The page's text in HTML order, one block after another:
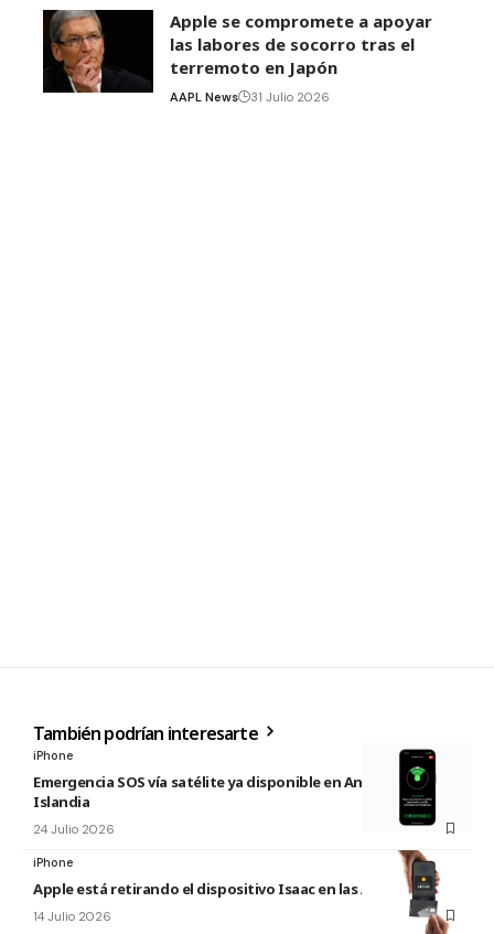
Apple se compromete a apoyar
las labores de socorro tras el
terremoto en Japón
AAPL News 31 Julio 2026
También podrían interesarte
iPhone
Emergencia SOS vía satélite ya disponible en Andorra e
Islandia
24 Julio 2026
iPhone
Apple está retirando el dispositivo Isaac en las Apple Store
14 Julio 2026